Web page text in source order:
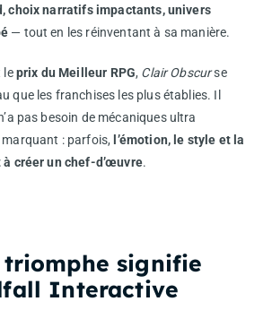
choix narratifs impactants, univers
— tout en les réinventant à sa manière.
leprix du Meilleur RPG, Clair Obscurse
que les franchises les plus établies. Il
pas besoin de mécaniques ultra
: parfois, l’émotion, le style et la
créer un chef-d’œuvre.
triomphe signifie
Interactive